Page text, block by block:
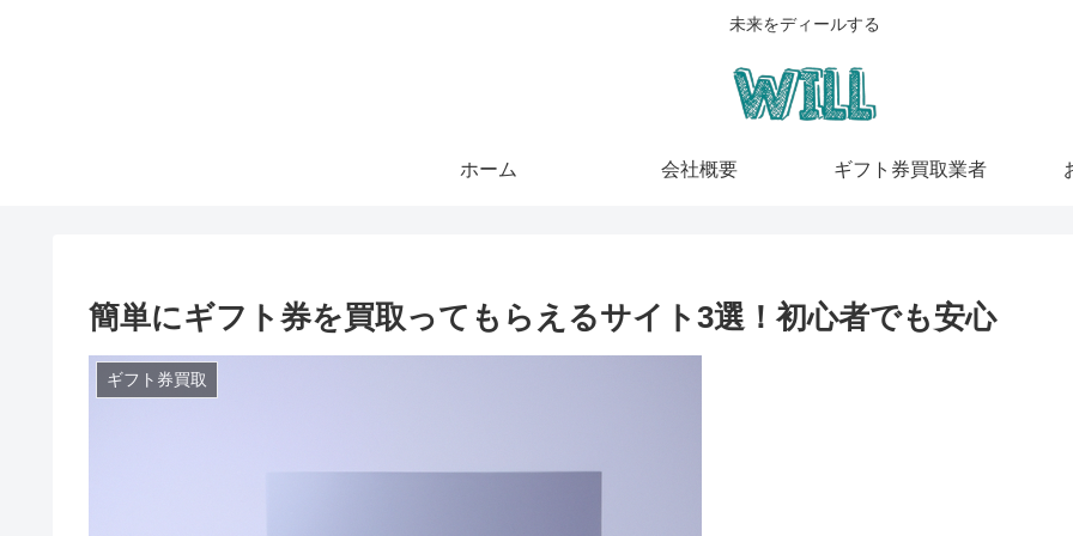
未来をディールする
ホーム 会社概要 ギフト券買取業者
簡単にギフト券を買取ってもらえるサイト3選！初心者でも安心
ギフト券買取